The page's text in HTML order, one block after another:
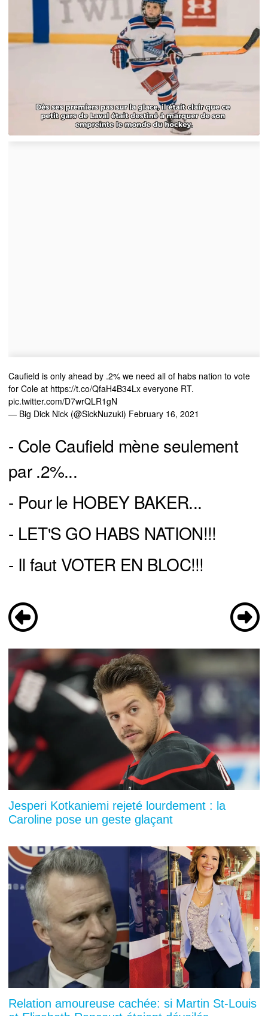
Caufield is only ahead by .2% we need all of habs nation to vote
for Cole at https://t.co/QfaH4B34Lx everyone RT.
pic.twitter.com/D7wrQLR1gN
— Big Dick Nick (@SickNuzuki) February 16, 2021
- Cole Caufield mène seulement
par .2%...
- Pour le HOBEY BAKER...
- LET'S GO HABS NATION!!!
- Il faut VOTER EN BLOC!!!
Jesperi Kotkaniemi rejeté lourdement : la
Caroline pose un geste glaçant
Relation amoureuse cachée: si Martin St-Louis